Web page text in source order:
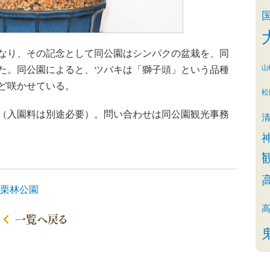
、その記念として同公園はシンパクの盆栽を、同
。同公園によると、ツバキは「獅子頭」という品種
咲かせている。
園料は別途必要）。問い合わせは同公園観光事務
栗林公園
一覧へ戻る
山
松